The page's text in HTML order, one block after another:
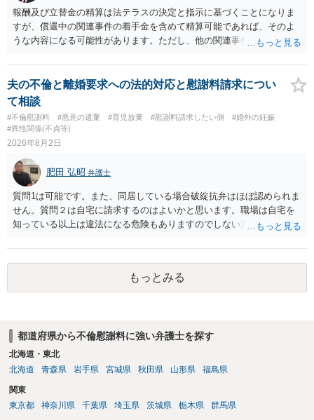
値と夫との関係との均衡のように思います。 ③行政書士に委任をして
いるのであれば，どのような内容の委任なのか不明ですが，その行政
書士との協議になると思います。請求するか，訴訟にするか，その点
の見極めや，相手方は性交類似行為は認めているのか，それさえも否
定しているのかによって，考え方・進め方は変わってくると思いま
す。 ④性交類似行為を認めているにもかかわらず支払を拒否するので
あれば，本人（行政書士でも同じだと思います。）への対応ではあま
り変わらないように思います。減額で折り合えるなら本人様の交渉で
もよいように思いますが，ゼロかどうかの観点であれば，訴訟に進む
しかなくなるようにも思います。そうしますと，お近くの弁護士に相
談して進めることを検討した方がよいようにも思います。
報酬及び立替金の精算は法テラスの決定と指示に基づくことになりま
すが、償還中の関連事件の着手金を含めて精算可能であれば、そのよ
うな内容になる可能性があります。ただし、他の関連事件でも相手方
情によって対応が違いますので、法テラスへお尋ねいただいた方が確
実です。
夫の不倫と離婚要求への法的対応と慰謝料請求につい
て相談
#不倫慰謝料 #悪意の遺棄 #育児放棄 #慰謝料請求したい側
#婚外の妊娠
#異性関係(不貞等)
2026年8月2日
肥田 弘昭 弁護士
質問1は可能です。また、同居している場合破綻抗弁はほぼ認められま
せん。質問２は自宅に請求するのはよいかと思います。職場は自宅を
知っている以上は違法になる危険もありますのでしない方が良いで
かと思います。有責配偶者ですので相手方からの離婚は拒否しても仮
に訴訟されても法的に成立しません。質問５は認知すると養育費支払
い、相続権が発生します。合意があれば法的に可能ですが法律で強制
することはできません。質問６は可能です。質問７は不貞行為の写真
もっとみる
都道府県から不倫慰謝料に強い弁護士を探す
北海道・東北
北海道
青森県 岩手県 宮城県 秋田県 山形県 福島県
関東
東京都
神奈川県 千葉県 埼玉県 茨城県 栃木県 群馬県